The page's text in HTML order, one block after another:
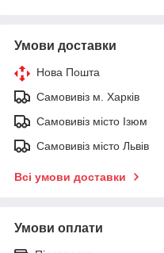
Умови доставки
Нова Пошта
Самовивіз м. Харків
Самовивіз місто Ізюм
Самовивіз місто Львів
Всі умови доставки
Умови оплати